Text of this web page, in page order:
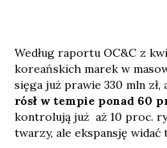
Według raportu OC&C z
koreańskich marek w
sięga już prawie 330 mln
rósł w tempie ponad 60
kontrolują już aż 10 proc.
twarzy, ale ekspansję